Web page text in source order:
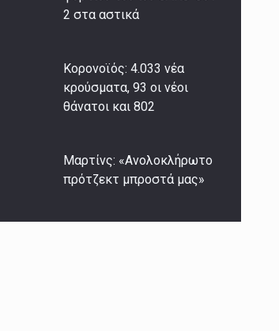
2 στα αστικά
Κορονοϊός: 4.033 νέα
κρούσματα, 93 οι νέοι
θάνατοι και 802
Μαρτίνς: «Ανολοκλήρωτο
πρότζεκτ μπροστά μας»